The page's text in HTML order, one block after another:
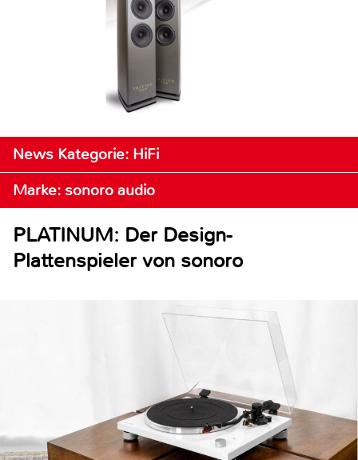
News Kategorie: HiFi
Marke: sonoro audio
PLATINUM: Der Design-
Plattenspieler von sonoro